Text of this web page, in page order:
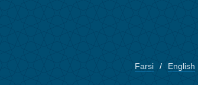
English
Farsi